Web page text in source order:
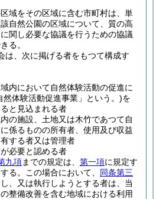
域をその区域に含む市町村は、単
自然公園の区域について、質の高
関し必要な協議を行うための協議
る。
は、次に掲げる者をもつて構成す
内において自然体験活動の促進に
然体験活動促進事業」という。)を
と見込まれる者
の施設、土地又は木竹であつて自
係るものの所有者、使用及び収益
する者又は管理者
必要と認める者
九項までの規定は、 第一項に規定す
る。
この場合において、 同条第三
、又は執行しようとする者は、当
整備改善を含む地域における利用